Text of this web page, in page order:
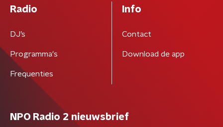
Radio
DJ’s
Programma's
Frequenties
Info
Contact
Download de app
NPO Radio 2 nieuwsbrief